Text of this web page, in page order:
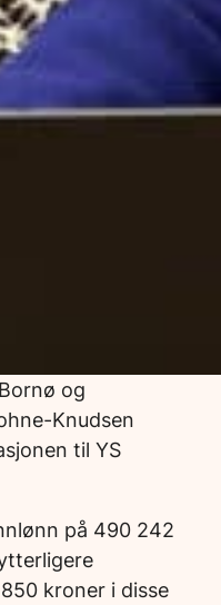
og
Knudsen
til YS
på 490 242
kroner i disse